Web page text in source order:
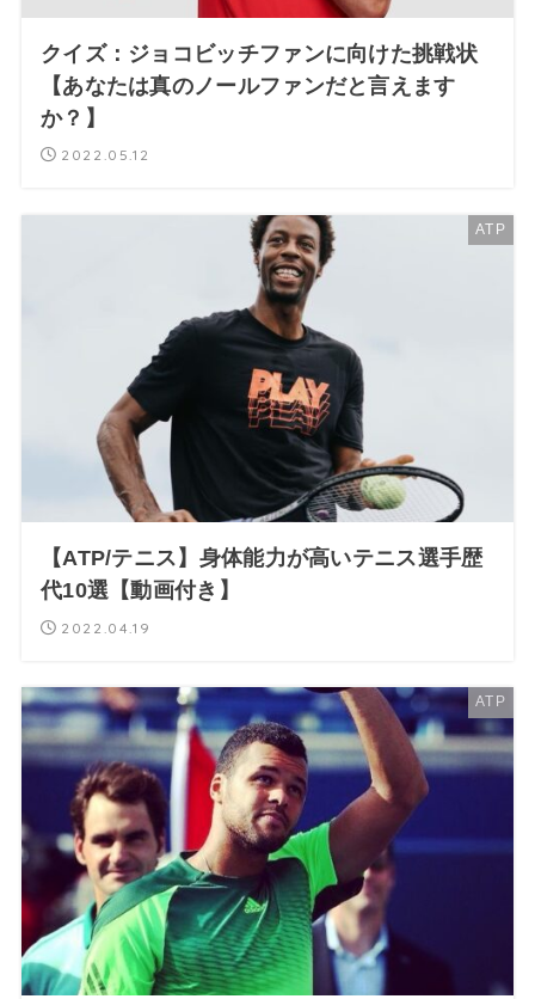
クイズ：ジョコビッチファンに向けた挑戦状
【あなたは真のノールファンだと言えます
か？】
2022.05.12
ATP
【ATP/テニス】身体能力が高いテニス選手歴
代10選【動画付き】
2022.04.19
ATP